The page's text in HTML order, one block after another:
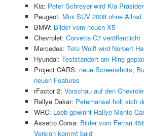
Kia: Peter Schreyer wird Kia
Peugeot: Mini SUV 2008 ohne Allrad
BMW: Bilder vom neuen X5
Chevrolet: Corvette C7 veröffentlicht
Mercedes: Toto Wolff wird Norbert
Hyundai: Teststandort am Ring
Project CARS: neue Screenshots,
neuen Features
rFactor 2: Vorschau auf den
Rallye Dakar: Peterhansel holt sich
WRC: Loeb gewinnt Rallye Monte
Assetto Corsa: Bilder vom Ferrari
Version kommt bald